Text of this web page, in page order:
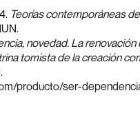
Teorías contemporáneas
novedad. La renovación
tomista de la creación
producto/ser-